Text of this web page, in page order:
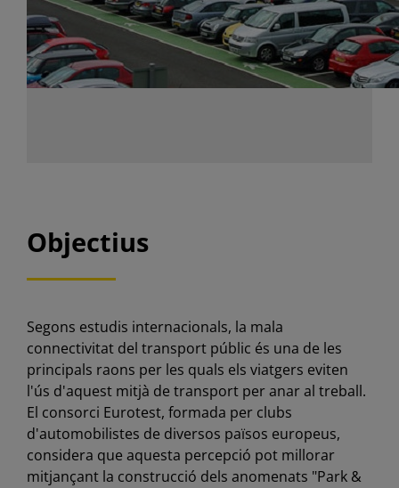
Objectius
Segons estudis internacionals, la mala
connectivitat del transport públic és una de les
principals raons per les quals els viatgers eviten
l'ús d'aquest mitjà de transport per anar al treball.
El consorci Eurotest, formada per clubs
d'automobilistes de diversos països europeus,
considera que aquesta percepció pot millorar
mitjançant la construcció dels anomenats "Park &